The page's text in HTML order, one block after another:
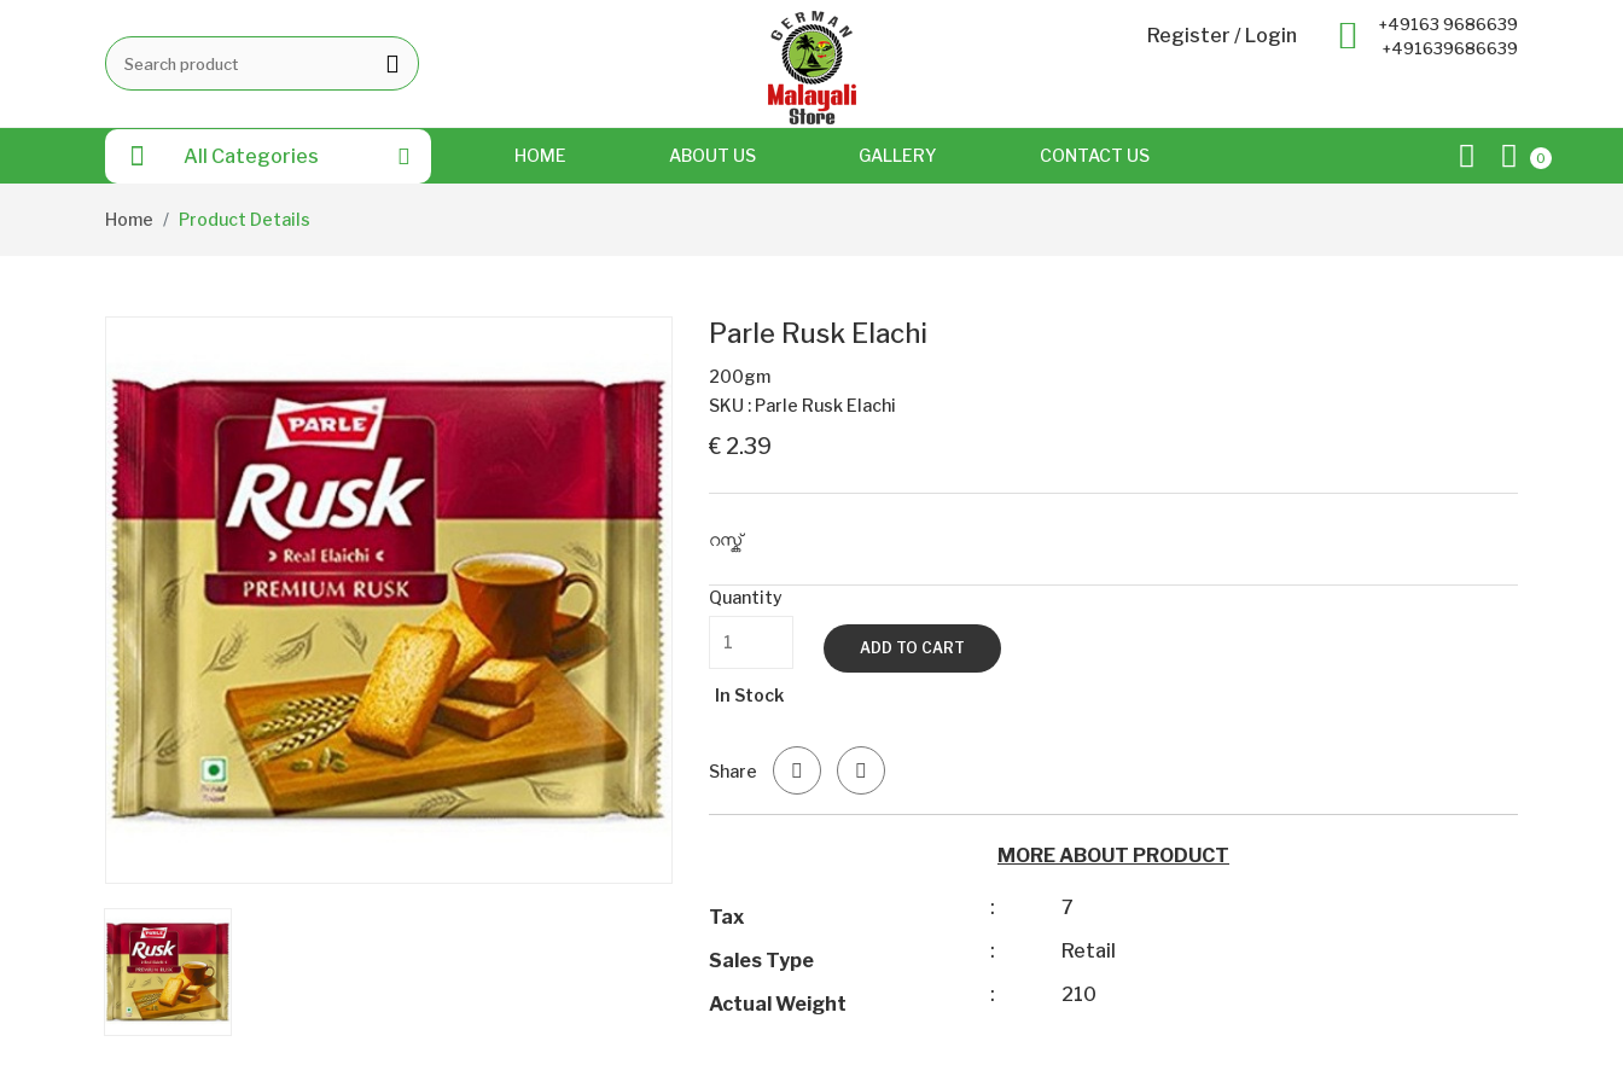
Register / Login
+49163 9686639
+491639686639
All Categories HOME ABOUT US GALLERY CONTACT US 0
Home Product Details
Parle Rusk Elachi
200gm
SKU : Parle Rusk Elachi
€ 2.39
റസ്ക്
Quantity
ADD TO CART
In Stock
Share
MORE ABOUT PRODUCT
Tax : 7
Sales Type : Retail
Actual Weight : 210